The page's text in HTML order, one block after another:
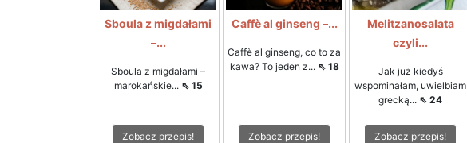
Sboula z migdałami
–...
Sboula z migdałami –
marokańskie... ⇖ 15
Zobacz przepis!
Caffè al ginseng –...
Caffè al ginseng, co to za
kawa? To jeden z... ⇖ 18
Zobacz przepis!
Melitzanosalata
czyli...
Jak już kiedyś
wspominałam, uwielbiam
grecką... ⇖ 24
Zobacz przepis!